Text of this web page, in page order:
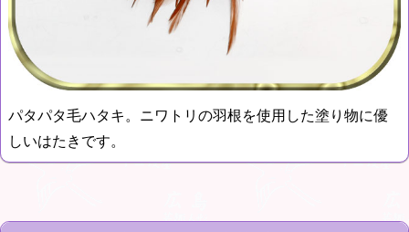
パタパタ毛ハタキ。ニワトリの羽根を使用した塗り物に優
しいはたきです。